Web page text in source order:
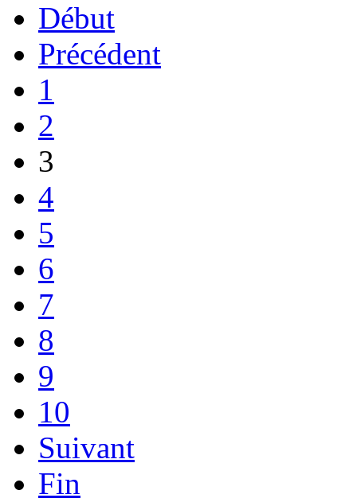
Début
Précédent
1
2
3
4
5
6
7
8
9
10
Suivant
Fin